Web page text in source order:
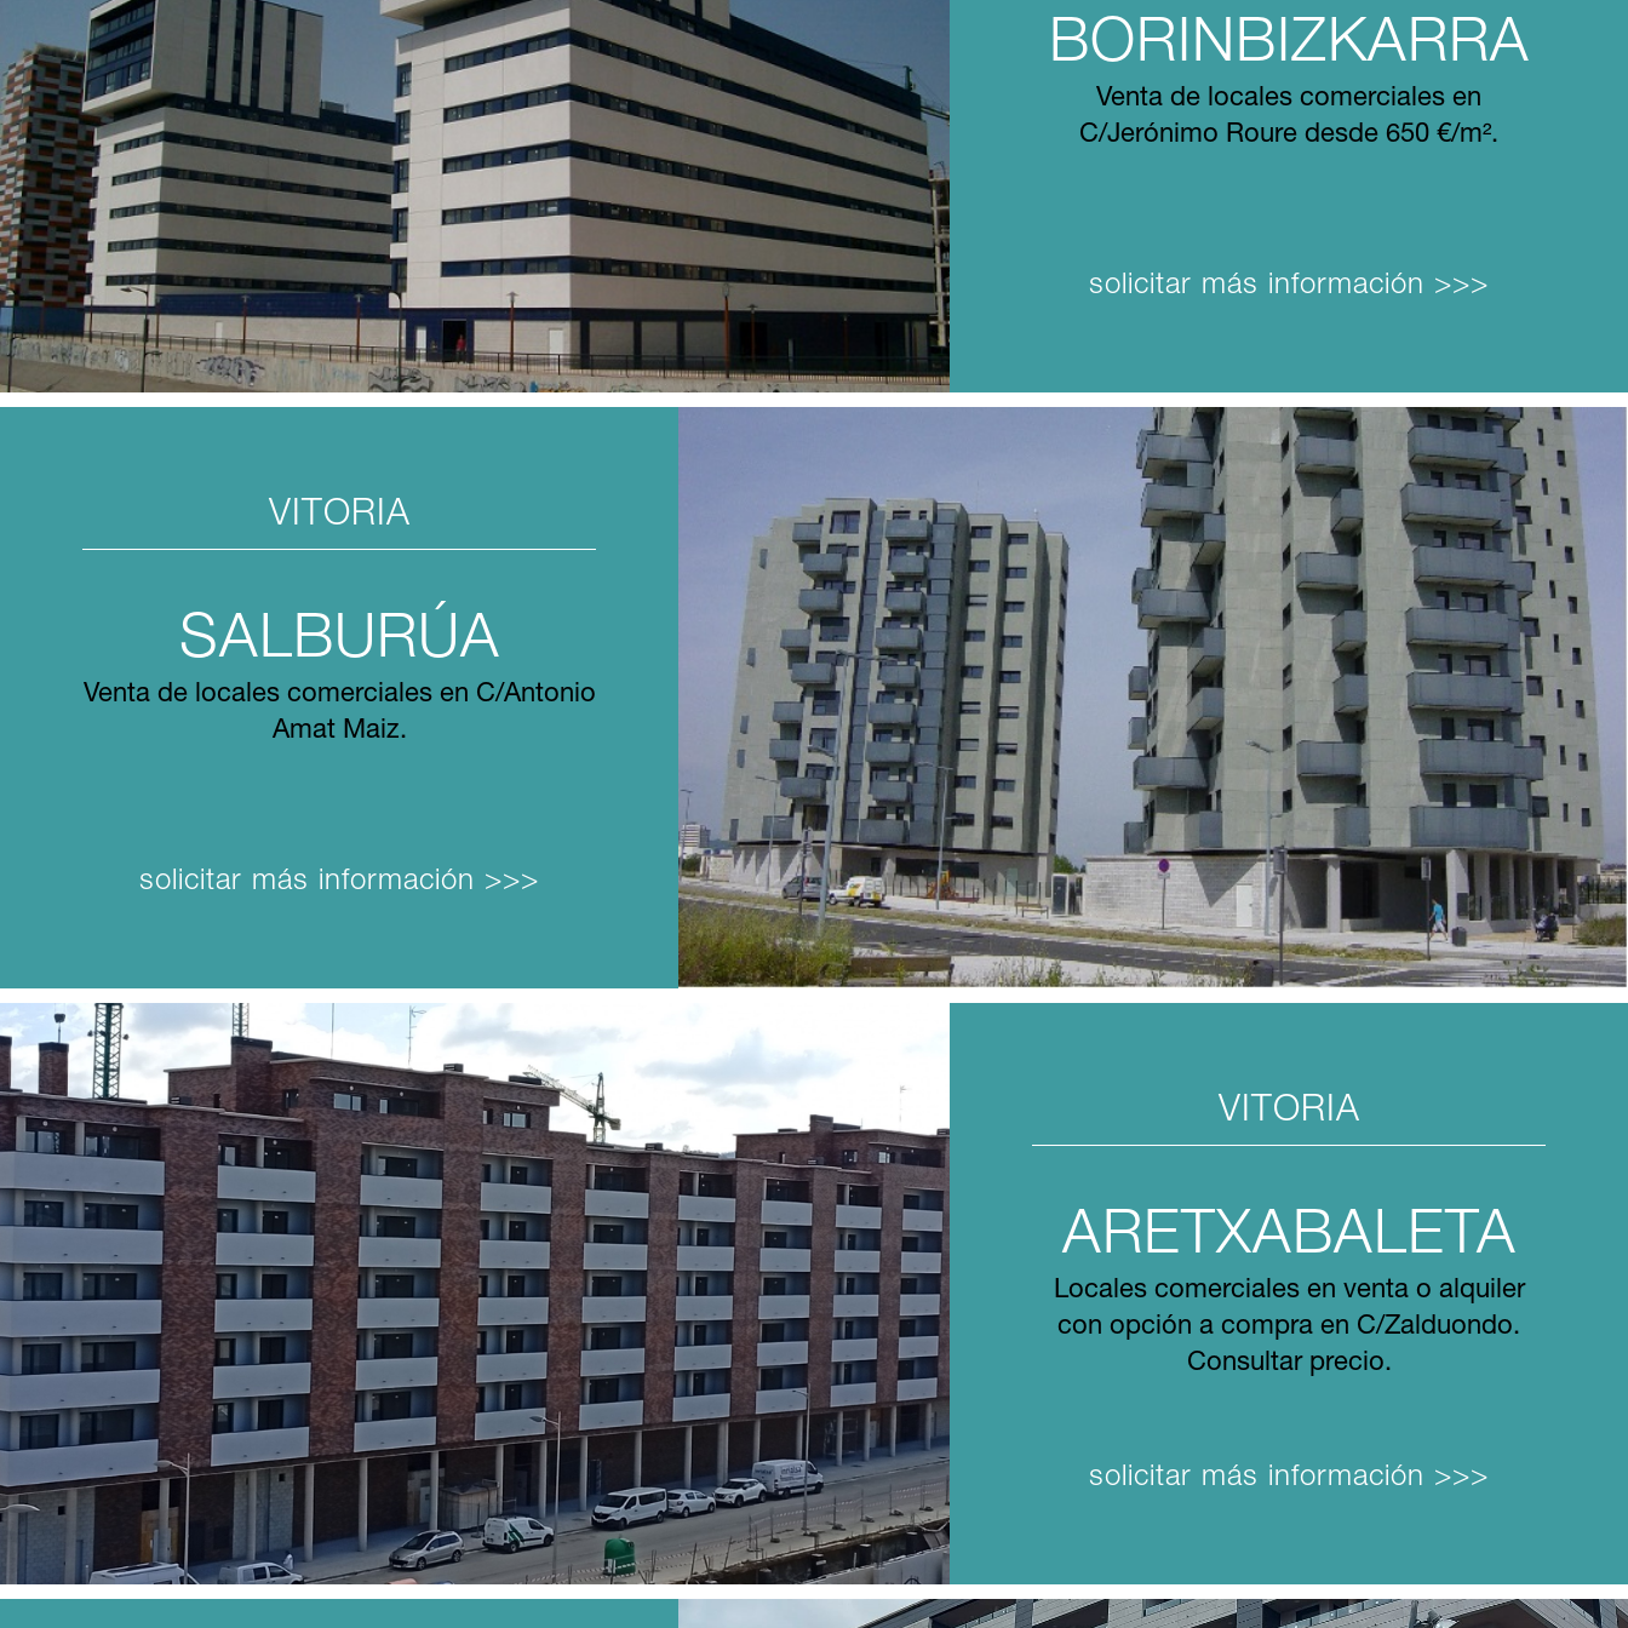
BORINBIZKARRA
Venta de locales comerciales en
C/Jerónimo Roure desde 650 €/m².
solicitar más información >>>
VITORIA
SALBURÚA
Venta de locales comerciales en C/Antonio
Amat Maiz.
solicitar más información >>>
VITORIA
ARETXABALETA
Locales comerciales en venta o alquiler
con opción a compra en C/Zalduondo.
Consultar precio.
solicitar más información >>>